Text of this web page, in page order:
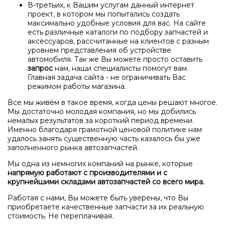
В-третьих, к Вашим услугам данный интернет
проект, в котором мы попытались создать
максимально удобные условия для вас. На сайте
есть различные каталоги по подбору запчастей и
аксессуаров, рассчитанные на клиентов с разным
уровнем представления об устройстве
автомобиля. Так же Вы можете просто оставить
запрос нам, наши специалисты помогут вам.
Главная задача сайта - не ограничивать Вас
режимом работы магазина.
Все мы живём в такое время, когда цены решают многое.
Мы достаточно молодая компания, но мы добились
немалых результатов за короткий период времени.
Именно благодаря грамотной ценовой политике нам
удалось занять существенную часть казалось бы уже
заполненного рынка автозапчастей.
Мы одна из немногих компаний на рынке, которые
напрямую работают с производителями и с
крупнейшими складами автозапчастей со всего мира.
Работая с нами, Вы можете быть уверены, что Вы
приобретаете качественные запчасти за их реальную
стоимость. Не переплачивая.